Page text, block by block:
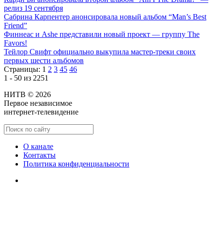
релиз 19 сентября
Сабрина Карпентер анонсировала новый альбом “Man’s Best
Friend”
Финнеас и Ashe представили новый проект — группу The
Favors!
Тейлор Свифт официально выкупила мастер-треки своих
первых шести альбомов
Страницы: 1 2 3 45 46
1 - 50 из 2251
НИТВ © 2026
Первое независимое
интернет-телевидение
О канале
Контакты
Политика конфиденциальности